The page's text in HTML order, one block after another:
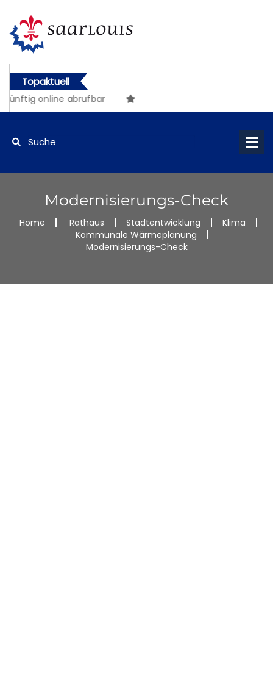
Topaktuell
online abrufbar
Modernisierungs-Check
Home Rathaus Stadtentwicklung
Klima
Kommunale Wärmeplanung
Modernisierungs-Check